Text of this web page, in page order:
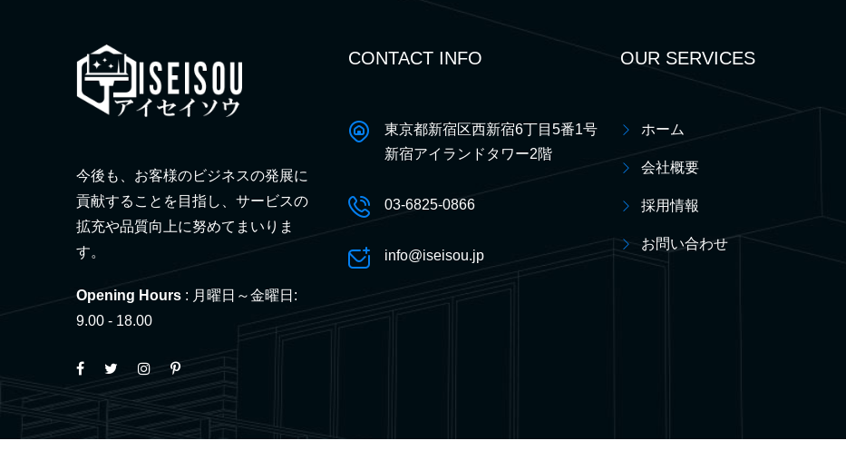
今後も、お客様のビジネスの発展に
貢献することを目指し、サービスの
拡充や品質向上に努めてまいりま
す。
Opening Hours : 月曜日～金曜日:
9.00 - 18.00
CONTACT INFO
東京都新宿区西新宿6丁目5番1号
新宿アイランドタワー2階
03-6825-0866
info@iseisou.jp
OUR SERVICES
ホーム
会社概要
採用情報
お問い合わせ